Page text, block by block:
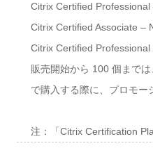
Citrix Certified Professional
Citrix Certified Associate –
Citrix Certified Professional
販売開始から 100 個まで
で購入する際に、プロモー
注：「Citrix Certification